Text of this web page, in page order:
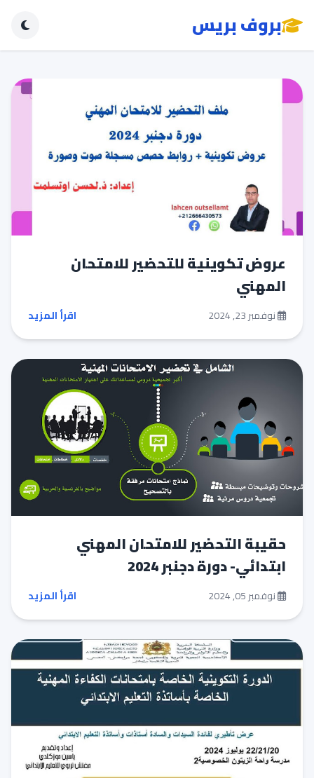
بروف بريس
عروض تكوينية للتحضير للامتحان
المهني
نوفمبر 23, 2024 اقرأ المزيد
حقيبة التحضير للامتحان المهني
ابتدائي- دورة دجنبر 2024
نوفمبر 05, 2024 اقرأ المزيد